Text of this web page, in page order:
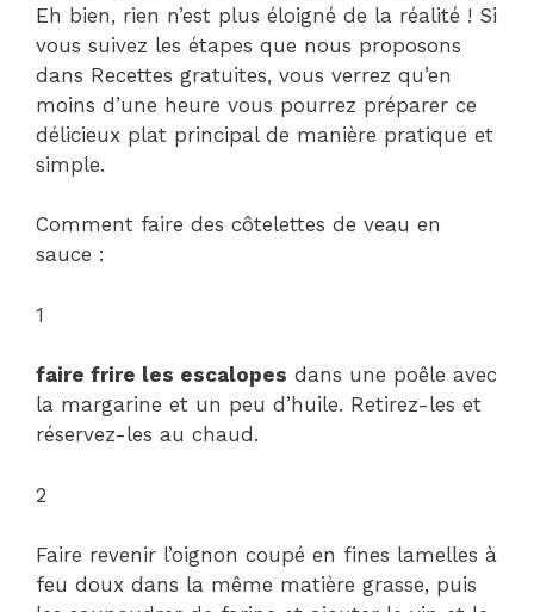
Eh bien, rien n’est plus éloigné de la réalité ! Si
vous suivez les étapes que nous proposons
dans Recettes gratuites, vous verrez qu’en
moins d’une heure vous pourrez préparer ce
délicieux plat principal de manière pratique et
simple.
Comment faire des côtelettes de veau en
sauce :
1
faire frire les escalopes dans une poêle avec
la margarine et un peu d’huile. Retirez-les et
réservez-les au chaud.
2
Faire revenir l’oignon coupé en fines lamelles à
feu doux dans la même matière grasse, puis